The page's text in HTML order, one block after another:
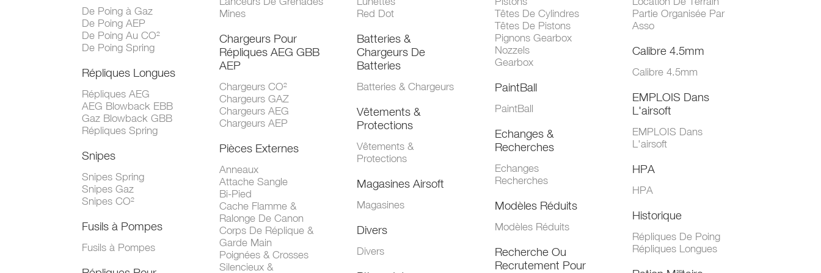
De Poing à Gaz
De Poing AEP
De Poing Au CO²
De Poing Spring
Répliques Longues
Répliques AEG
AEG Blowback EBB
Gaz Blowback GBB
Répliques Spring
Snipes
Snipes Spring
Snipes Gaz
Snipes CO²
Fusils à Pompes
Fusils à Pompes
Mines
Chargeurs Pour
Répliques AEG GBB
AEP
Chargeurs CO²
Chargeurs GAZ
Chargeurs AEG
Chargeurs AEP
Pièces Externes
Anneaux
Attache Sangle
Bi-Pied
Cache Flamme &
Ralonge De Canon
Corps De Réplique &
Garde Main
Poignées & Crosses
Silencieux &
Red Dot
Batteries &
Chargeurs De
Batteries
Batteries & Chargeurs
Vêtements &
Protections
Vêtements &
Protections
Magasines Airsoft
Magasines
Divers
Divers
Têtes De Cylindres
Têtes De Pistons
Pignons Gearbox
Nozzels
Gearbox
PaintBall
PaintBall
Echanges &
Recherches
Echanges
Recherches
Modèles Réduits
Modèles Réduits
Recherche Ou
Recrutement Pour
Partie Organisée Par
Asso
Calibre 4.5mm
Calibre 4.5mm
EMPLOIS Dans
L'airsoft
EMPLOIS Dans
L'airsoft
HPA
HPA
Historique
Répliques De Poing
Répliques Longues